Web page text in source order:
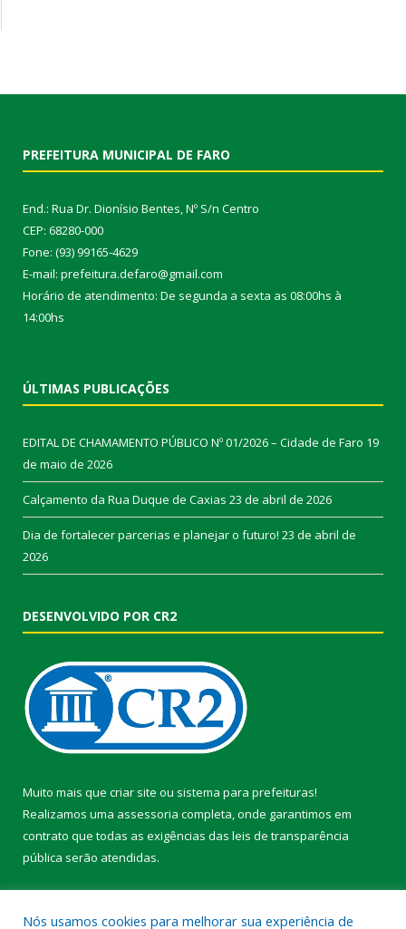
PREFEITURA MUNICIPAL DE FARO
End.: Rua Dr. Dionísio Bentes, Nº S/n Centro
CEP: 68280-000
Fone: (93) 99165-4629
E-mail: prefeitura.defaro@gmail.com
Horário de atendimento: De segunda a sexta as 08:00hs à
14:00hs
ÚLTIMAS PUBLICAÇÕES
EDITAL DE CHAMAMENTO PÚBLICO Nº 01/2026 – Cidade de Faro 19
de maio de 2026
Calçamento da Rua Duque de Caxias 23 de abril de 2026
Dia de fortalecer parcerias e planejar o futuro! 23 de abril de
2026
DESENVOLVIDO POR CR2
Muito mais que criar site ou sistema para prefeituras!
Realizamos uma assessoria completa, onde garantimos em
contrato que todas as exigências das leis de transparência
pública serão atendidas.
Nós usamos cookies para melhorar sua experiência de